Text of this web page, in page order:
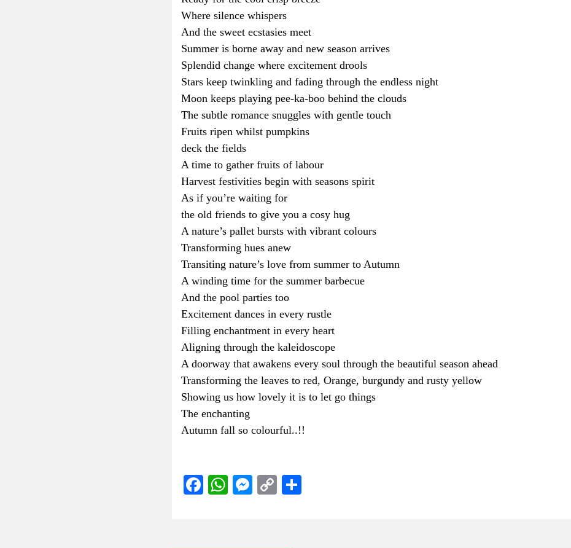
Where silence whispers
And the sweet ecstasies meet
Summer is borne away and new season arrives
Splendid change where excitement drools
Stars keep twinkling and fading through the endless night
Moon keeps playing pee-ka-boo behind the clouds
The subtle romance snuggles with gentle touch
Fruits ripen whilst pumpkins
deck the fields
A time to gather fruits of labour
Harvest festivities begin with seasons spirit
As if you’re waiting for
the old friends to give you a cosy hug
A nature’s pallet bursts with vibrant colours
Transforming hues anew
Transiting nature’s love from summer to Autumn
A winding time for the summer barbecue
And the pool parties too
Excitement dances in every rustle
Filling enchantment in every heart
Aligning through the kaleidoscope
A doorway that awakens every soul through the beautiful season ahead
Transforming the leaves to red, Orange, burgundy and rusty yellow
Showing us how lovely it is to let go things
The enchanting
Autumn fall so colourful..!!
Facebook
WhatsApp
Messenger
Copy